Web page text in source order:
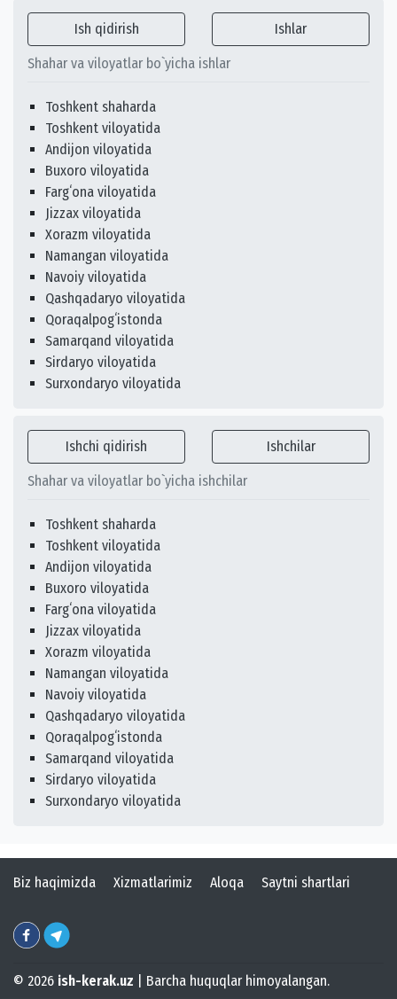
Ish qidirish Ishlar
Shahar va viloyatlar bo`yicha ishlar
Toshkent shaharda
Toshkent viloyatida
Andijon viloyatida
Buxoro viloyatida
Fargʻona viloyatida
Jizzax viloyatida
Xorazm viloyatida
Namangan viloyatida
Navoiy viloyatida
Qashqadaryo viloyatida
Qoraqalpogʻistonda
Samarqand viloyatida
Sirdaryo viloyatida
Surxondaryo viloyatida
Ishchi qidirish Ishchilar
Shahar va viloyatlar bo`yicha ishchilar
Toshkent shaharda
Toshkent viloyatida
Andijon viloyatida
Buxoro viloyatida
Fargʻona viloyatida
Jizzax viloyatida
Xorazm viloyatida
Namangan viloyatida
Navoiy viloyatida
Qashqadaryo viloyatida
Qoraqalpogʻistonda
Samarqand viloyatida
Sirdaryo viloyatida
Surxondaryo viloyatida
Biz haqimizda Xizmatlarimiz Aloqa Saytni shartlari
© 2026 ish-kerak.uz | Barcha huquqlar himoyalangan.